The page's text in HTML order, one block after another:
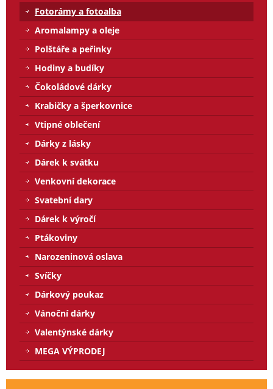
Fotorámy a fotoalba
Aromalampy a oleje
Polštáře a peřinky
Hodiny a budíky
Čokoládové dárky
Krabičky a šperkovnice
Vtipné oblečení
Dárky z lásky
Dárek k svátku
Venkovní dekorace
Svatební dary
Dárek k výročí
Ptákoviny
Narozeninová oslava
Svíčky
Dárkový poukaz
Vánoční dárky
Valentýnské dárky
MEGA VÝPRODEJ